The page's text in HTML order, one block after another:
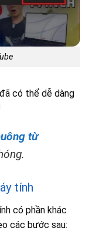
có thể dễ dàng
từ
tính
có phần khác
các bước sau: